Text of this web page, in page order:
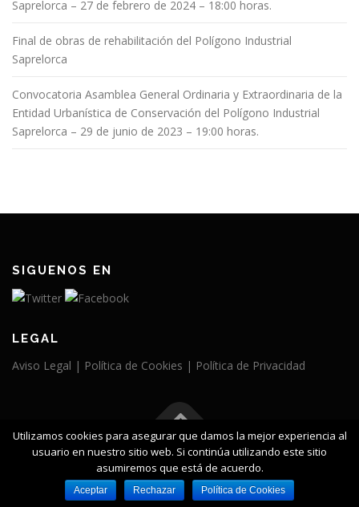
Saprelorca – 27 de febrero de 2024 – 18:00 horas.
Final de obras de rehabilitación del Polígono Industrial
Saprelorca
Convocatoria Asamblea General Ordinaria y Extraordinaria de la
Entidad Urbanística de Conservación del Polígono Industrial
Saprelorca – 29 de junio de 2023 – 19:00 horas.
SIGUENOS EN
LEGAL
Aviso Legal | Política de Cookies | Política de Privacidad
© Polígono Saprelorca. Todos los derechos reservados.
Utilizamos cookies para asegurar que damos la mejor experiencia al
usuario en nuestro sitio web. Si continúa utilizando este sitio
asumiremos que está de acuerdo.
Aceptar Rechazar Política de Cookies